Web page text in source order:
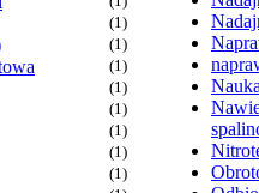
(1)
(1)
(1)
(1)
(1)
(1)
(1)
(1)